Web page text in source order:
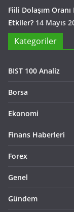
Fiili Dolaşım
Etkiler? 14 Mayıs
Kategoriler
BIST 100 Analiz
Borsa
Ekonomi
Finans Haberleri
Forex
Genel
Gündem